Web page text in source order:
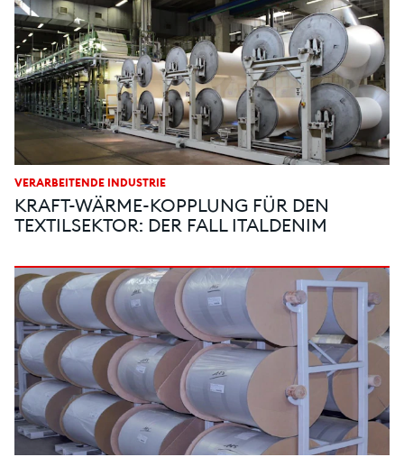
VERARBEITENDE INDUSTRIE
KRAFT-WÄRME-KOPPLUNG FÜR DEN
TEXTILSEKTOR: DER FALL ITALDENIM